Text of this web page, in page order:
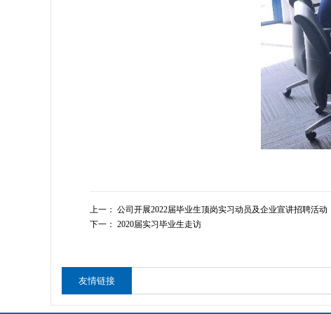
上一： 公司开展2022届毕业生顶岗实习动员及企业宣讲招聘活动
下一： 2020届实习毕业生走访
友情链接